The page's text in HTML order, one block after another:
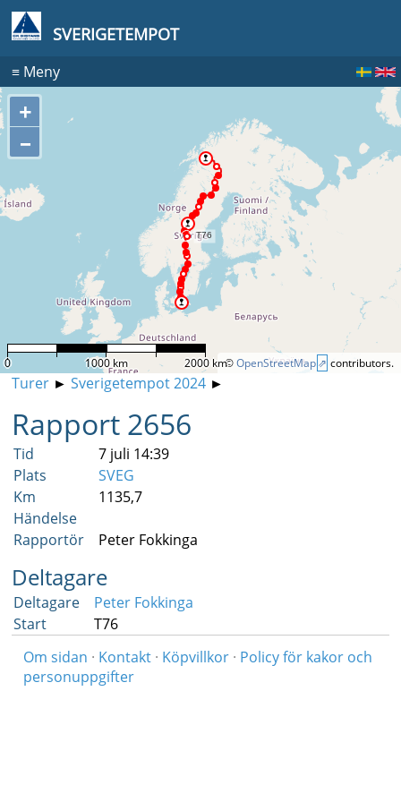
SVERIGETEMPOT
≡Meny
+
–
©OpenStreetMap contributors.
0 1000 km 2000 km
Turer► Sverigetempot 2024►
Rapport 2656
Tid
7 juli 14:39
Plats
SVEG
Km
1135,7
Händelse
Rapportör
Peter Fokkinga
Deltagare
Deltagare
Peter Fokkinga
Start
T76
Om sidan · Kontakt· Köpvillkor· Policy för kakor och
personuppgifter